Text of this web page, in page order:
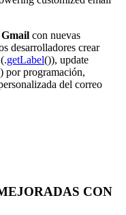
Gmail con nuevas
desarrolladores crear
getLabel()), update
por programación,
del correo
CON